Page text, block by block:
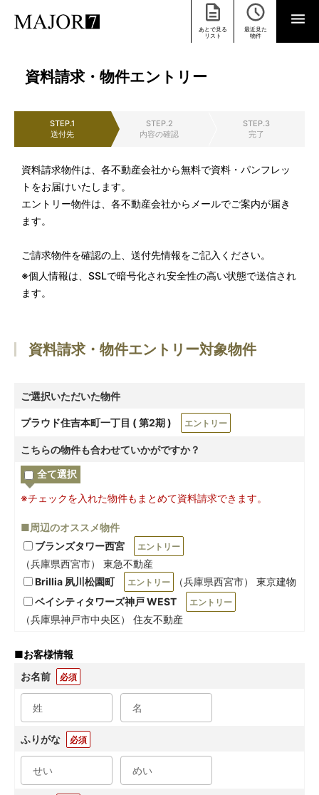
あとで見る
リスト
最近見た
物件
資料請求・物件エントリー
STEP.1
送付先
STEP.2
内容の確認
STEP.3
完了
資料請求物件は、各不動産会社から無料で資料・パンフレッ
トをお届けいたします。
エントリー物件は、各不動産会社からメールでご案内が届き
ます。
ご請求物件を確認の上、送付先情報をご記入ください。
※個人情報は、SSLで暗号化され安全性の高い状態で送信され
ます。
資料請求・物件エントリー対象物件
ご選択いただいた物件
プラウド住吉本町一丁目 ( 第2期 ) エントリー
こちらの物件も合わせていかがですか？
全て選択
※チェックを入れた物件もまとめて資料請求できます。
■周辺のオススメ物件
ブランズタワー西宮
エントリー
（兵庫県西宮市） 東急不動産
Brillia 夙川松園町
エントリー
（兵庫県西宮市） 東京建物
ベイシティタワーズ神戸 WEST
エントリー
（兵庫県神戸市中央区） 住友不動産
■お客様情報
お名前
必須
ふりがな 必須